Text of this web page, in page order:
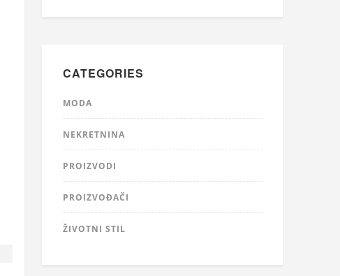
CATEGORIES
MODA
NEKRETNINA
PROIZVODI
PROIZVOĐAČI
ŽIVOTNI STIL